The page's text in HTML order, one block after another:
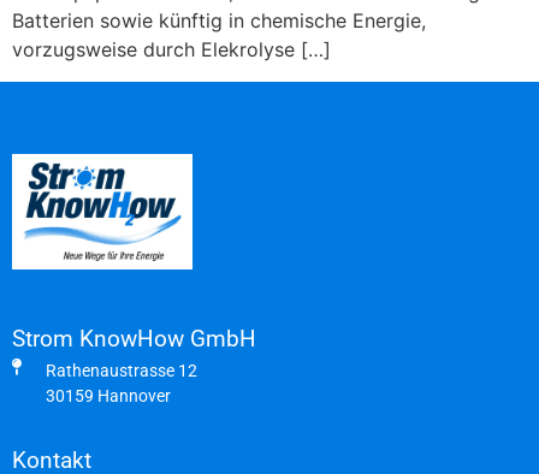
Batterien sowie künftig in chemische Energie,
vorzugsweise durch Elekrolyse […]
Strom KnowHow GmbH
Rathenaustrasse 12
30159 Hannover
Kontakt